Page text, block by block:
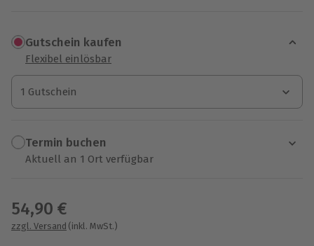
Gutschein kaufen
Flexibel einlösbar
1 Gutschein
1 Gutschein
1 Gutschein
Termin buchen
Aktuell an 1 Ort verfügbar
54,90 €
zzgl. Versand (inkl. MwSt.)